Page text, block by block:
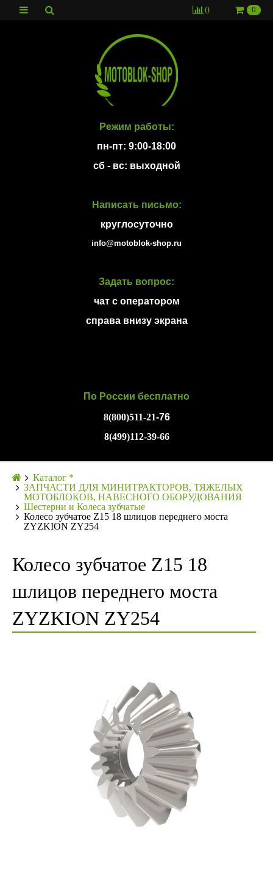
0 0
Режим работы:
пн-пт: 9:00-18:00
сб - вс: выходной
Написать письмо:
круглосуточно
info@motoblok-shop.ru
Задать вопрос:
чат с оператором
справа внизу экрана
По России бесплатно
8(800)511-21-76
8(499)112-39-66
Каталог *
ЗАПЧАСТИ ДЛЯ МИНИТРАКТОРОВ, ТЯЖЕЛЫХ
МОТОБЛОКОВ, НАВЕСНОГО ОБОРУДОВАНИЯ
Шестерни и Колеса зубчатые
Колесо зубчатое Z15 18 шлицов переднего моста
ZYZKION ZY254
Колесо зубчатое Z15 18
шлицов переднего моста
ZYZKION ZY254